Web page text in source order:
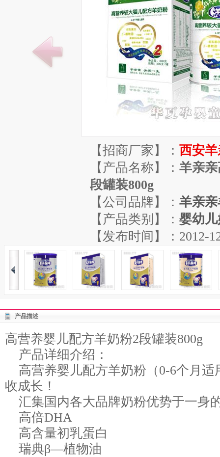
【招商厂家】： 西安
【产品名称】： 羊亲
段罐装800g
【公司品牌】： 羊亲
【产品类别】： 婴幼
【发布时间】：2012-
产品描述
高营养婴儿配方羊奶粉2段罐装800g
产品详细介绍：
高营养婴儿配方羊奶粉（0-6个月
收成长！
汇集国内各大品牌奶粉优势于一身
高倍DHA
高含量初乳蛋白
瑞典β—植物油